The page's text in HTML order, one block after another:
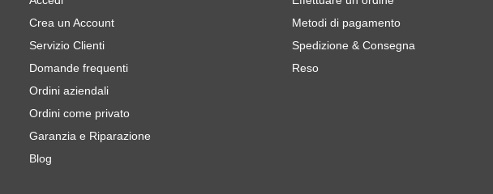
Crea un Account
Servizio Clienti
Domande frequenti
Ordini aziendali
Ordini come privato
Garanzia e Riparazione
Blog
Metodi di pagamento
Spedizione & Consegna
Reso